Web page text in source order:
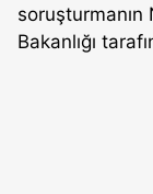
soruşturmanın
Bakanlığı